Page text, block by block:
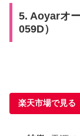
5. Aoyarオ
059D）
楽天市場で見る